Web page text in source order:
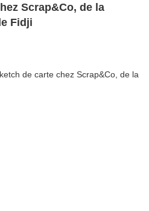
Scrap&Co, de la
Fidji